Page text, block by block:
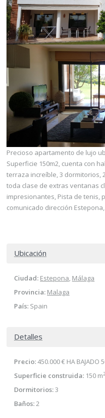
Precioso apartamento de lujo
Superficie 150m2, cuenta con
terraza increíble, 3 dormitorios,
toda clase de extras ventanas
impresionantes, Pista de tenis,
comunicado dirección
Ubicación
Ciudad: Estepona Málaga
Provincia: Malaga
País: Spain
Detalles
Precio:450.000 € HA BAJADO
Superficie construida: 150 m2
Dormitorios: 3
Baños: 2